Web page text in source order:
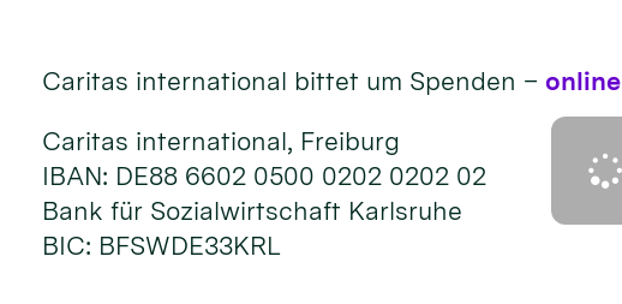
Caritas inter­national bittet um Spen­den –online
Caritas international, Freiburg
IBAN: DE88 6602 0500 0202 0202 02
Bank für Sozialwirtschaft Karlsruhe
BIC: BFSWDE33KRL